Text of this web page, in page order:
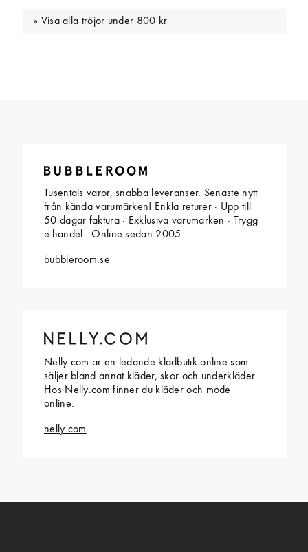
Visa alla tröjor under 800 kr
Tusentals varor, snabba leveranser. Senaste nytt
från kända varumärken! Enkla returer · Upp till
50 dagar faktura · Exklusiva varumärken · Trygg
e-handel · Online sedan 2005
bubbleroom.se
Nelly.com är en ledande klädbutik online som
säljer bland annat kläder, skor och underkläder.
Hos Nelly.com finner du kläder och mode
online.
nelly.com